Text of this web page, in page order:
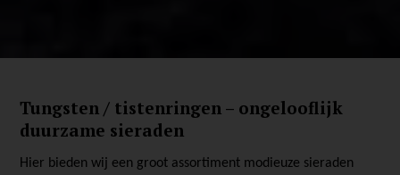
Tungsten / tistenringen – ongelooflijk
duurzame sieraden
Hier bieden wij een groot assortiment modieuze sieraden